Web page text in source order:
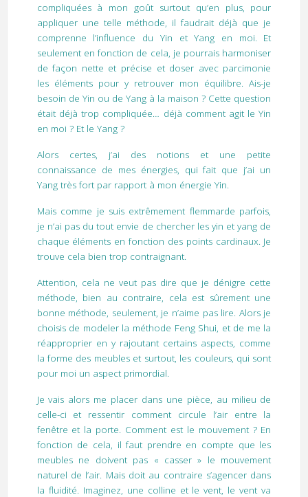
compliquées à mon goût surtout qu’en plus, pour
appliquer une telle méthode, il faudrait déjà que je
comprenne l’influence du Yin et Yang en moi. Et
seulement en fonction de cela, je pourrais harmoniser
de façon nette et précise et doser avec parcimonie
les éléments pour y retrouver mon équilibre. Ais-je
besoin de Yin ou de Yang à la maison ? Cette question
était déjà trop compliquée… déjà comment agit le Yin
en moi ? Et le Yang ?
Alors certes, j’ai des notions et une petite
connaissance de mes énergies, qui fait que j’ai un
Yang très fort par rapport à mon énergie Yin.
Mais comme je suis extrêmement flemmarde parfois,
je n’ai pas du tout envie de chercher les yin et yang de
chaque éléments en fonction des points cardinaux. Je
trouve cela bien trop contraignant.
Attention, cela ne veut pas dire que je dénigre cette
méthode, bien au contraire, cela est sûrement une
bonne méthode, seulement, je n’aime pas lire. Alors je
choisis de modeler la méthode Feng Shui, et de me la
réapproprier en y rajoutant certains aspects, comme
la forme des meubles et surtout, les couleurs, qui sont
pour moi un aspect primordial.
Je vais alors me placer dans une pièce, au milieu de
celle-ci et ressentir comment circule l’air entre la
fenêtre et la porte. Comment est le mouvement ? En
fonction de cela, il faut prendre en compte que les
meubles ne doivent pas « casser » le mouvement
naturel de l’air. Mais doit au contraire s’agencer dans
la fluidité. Imaginez, une colline et le vent, le vent va